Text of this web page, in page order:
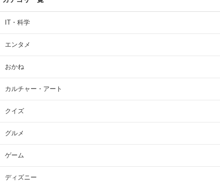
IT・科学
エンタメ
おかね
カルチャー・アート
クイズ
グルメ
ゲーム
ディズニー